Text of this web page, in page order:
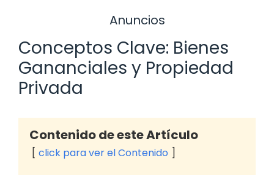
Anuncios
Conceptos Clave: Bienes
Gananciales y Propiedad
Privada
Contenido de este Artículo
click para ver el Contenido